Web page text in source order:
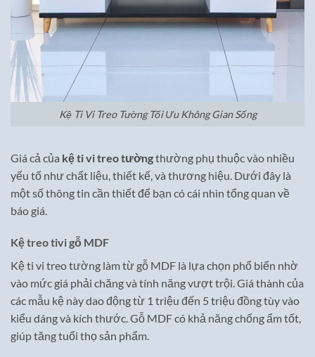
Kệ Ti Vi Treo Tường Tối Ưu Không Gian Sống
Giá cả của kệ ti vi treo tườngthường phụ thuộc vào nhiều
yếu tố như chất liệu, thiết kế, và thương hiệu. Dưới đây là
một số thông tin cần thiết để bạn có cái nhìn tổng quan về
báo giá.
Kệ treo tivi gỗ MDF
Kệ ti vi treo tường làm từ gỗ MDF là lựa chọn phổ biến nhờ
vào mức giá phải chăng và tính năng vượt trội. Giá thành của
các mẫu kệ này dao động từ 1 triệu đến 5 triệu đồng tùy vào
kiểu dáng và kích thước. Gỗ MDF có khả năng chống ẩm tốt,
giúp tăng tuổi thọ sản phẩm.